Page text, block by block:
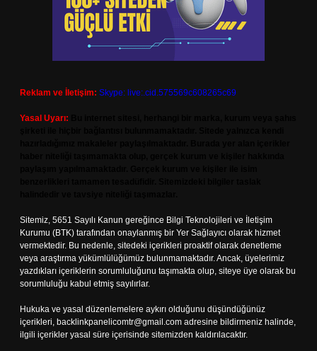
Reklam ve İletişim: Skype: live:.cid.575569c608265c69
Yasal Uyarı:
Sitemiz, 5651 Sayılı Kanun gereğince Bilgi Teknolojileri ve İletişim
Kurumu (BTK) tarafından onaylanmış bir Yer Sağlayıcı olarak hizmet
vermektedir. Bu nedenle, sitedeki içerikleri proaktif olarak denetleme
veya araştırma yükümlülüğümüz bulunmamaktadır. Ancak, üyelerimiz
yazdıkları içeriklerin sorumluluğunu taşımakta olup, siteye üye olarak bu
sorumluluğu kabul etmiş sayılırlar.
Hukuka ve yasal düzenlemelere aykırı olduğunu düşündüğünüz
içerikleri, backlinkpanelicomtr@gmail.com adresine bildirmeniz halinde,
ilgili içerikler yasal süre içerisinde sitemizden kaldırılacaktır.